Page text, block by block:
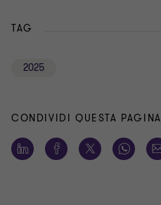
TAG
2025
CONDIVIDI QUESTA PAGINA